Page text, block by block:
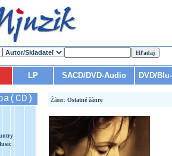
LP SACD/DVD-Audio DVD/
Žáner: Ostatné žánre